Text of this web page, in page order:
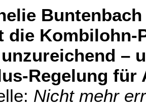
die Kombilohn-
–
Regelung für
Nicht mehr